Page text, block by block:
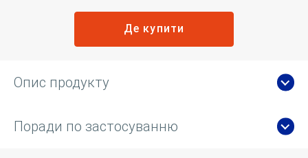
Де купити
Опис продукту
Поради по застосуванню